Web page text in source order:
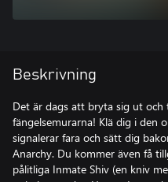
Beskrivning
Det är dags att bryta sig ut
fängelsemurarna! Klä dig i den
signalerar fara och sätt dig
Anarchy. Du kommer även få
pålitliga Inmate Shiv (en kniv